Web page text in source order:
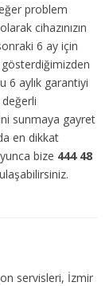
problem
cihazınızın
6 ay için
gösterdiğimizden
6 aylık garantiyi
sunmaya gayret
en dikkat
bize 444 48
servisleri, İzmir